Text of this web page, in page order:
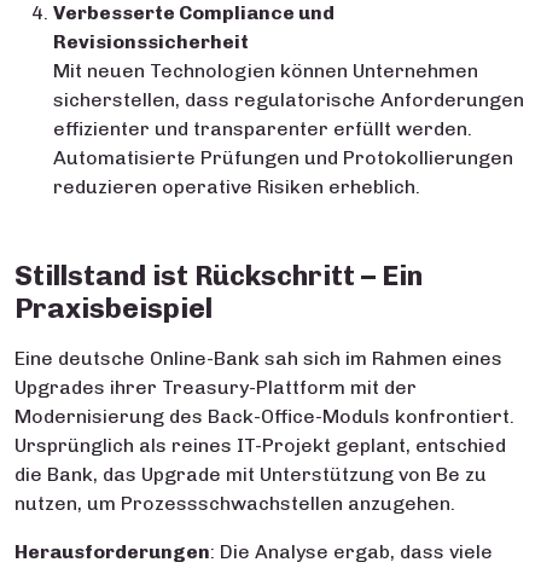
Verbesserte Compliance und
Revisionssicherheit
Mit neuen Technologien können Unternehmen
sicherstellen, dass regulatorische Anforderungen
effizienter und transparenter erfüllt werden.
Automatisierte Prüfungen und Protokollierungen
reduzieren operative Risiken erheblich.
Stillstand ist Rückschritt – Ein
Praxisbeispiel
Eine deutsche Online-Bank sah sich im Rahmen eines
Upgrades ihrer Treasury-Plattform mit der
Modernisierung des Back-Office-Moduls konfrontiert.
Ursprünglich als reines IT-Projekt geplant, entschied
die Bank, das Upgrade mit Unterstützung von Be zu
nutzen, um Prozessschwachstellen anzugehen.
Herausforderungen: Die Analyse ergab, dass viele